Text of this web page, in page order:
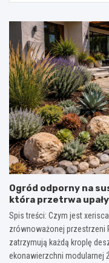
Ogród odporny na
która przetrwa
Spis treści: Czym jest
zrównoważonej przestrzeni
zatrzymują każdą kroplę
ekonawierzchni modularnej